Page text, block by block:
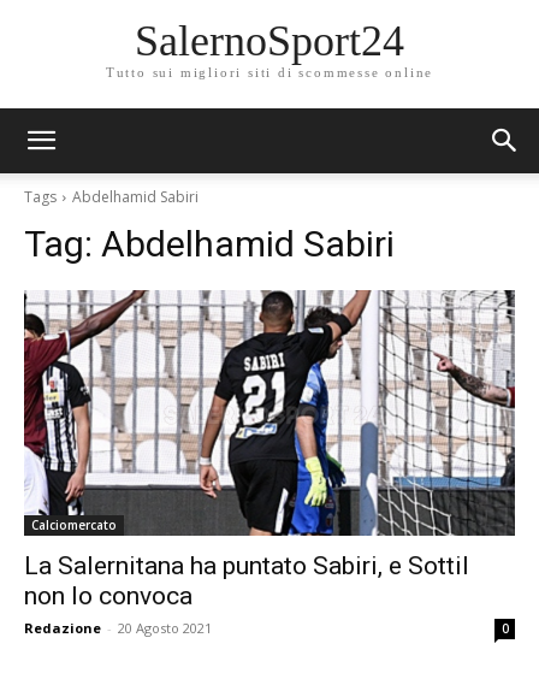
SalernoSport24
Tutto sui migliori siti di scommesse online
Tags Abdelhamid Sabiri
Tag: Abdelhamid Sabiri
Calciomercato
La Salernitana ha puntato Sabiri, e Sottil
non lo convoca
Redazione - 20 Agosto 2021 0